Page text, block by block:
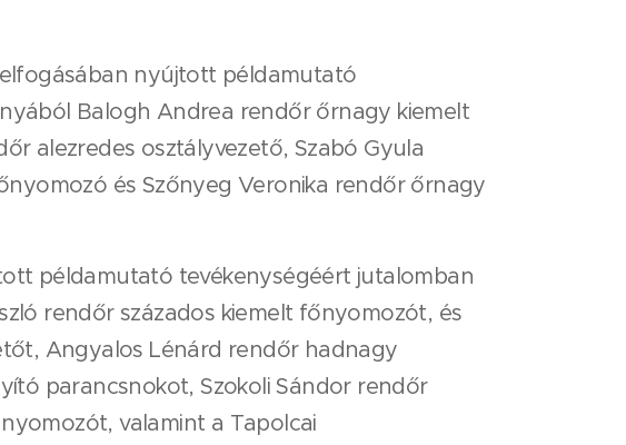
nyújtott példamutató
Balogh Andrea rendőr őrnagy kiemelt
alezredes osztályvezető, Szabó Gyula
és Szőnyeg Veronika rendőr őrnagy
példamutató tevékenységéért jutalomban
rendőr százados kiemelt főnyomozót, és
Angyalos Lénárd rendőr hadnagy
parancsnokot, Szokoli Sándor rendőr
valamint a Tapolcai